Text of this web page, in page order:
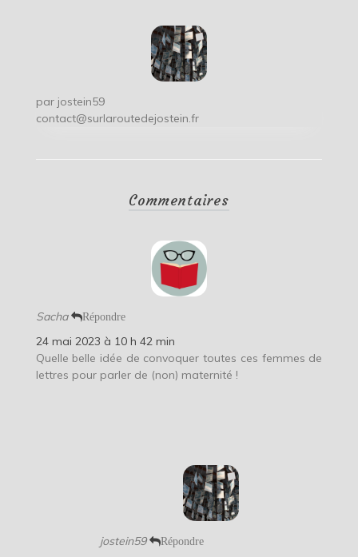
par jostein59
contact@surlaroutedejostein.fr
Commentaires
Sacha Répondre
24 mai 2023 à 10 h 42 min
Quelle belle idée de convoquer toutes ces femmes de
lettres pour parler de (non) maternité !
jostein59 Répondre